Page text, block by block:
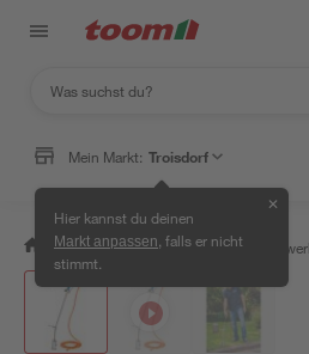
Mein Markt: Troisdorf
Hier kannst du deinen
Markt anpassen , falls er nicht
stimmt.
✕
/ Garten & Freizeit /